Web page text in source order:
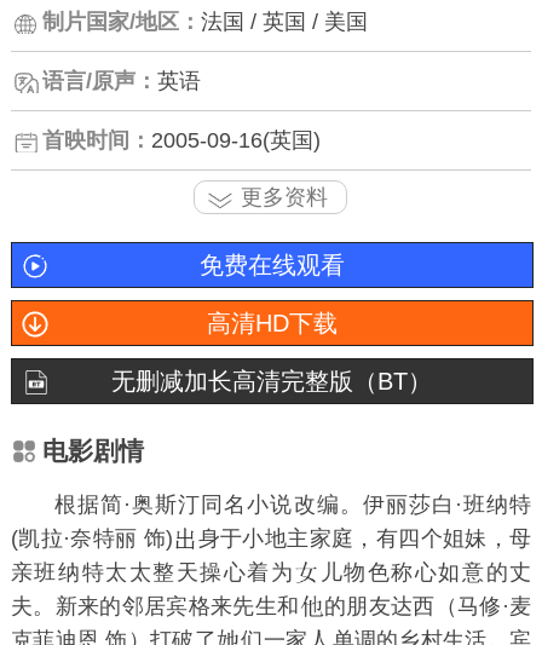
制片国家/地区： 法国 / 英国 / 美国
语言/原声： 英语
首映时间： 2005-09-16(英国)
更多资料
免费在线观看
高清HD下载
无删减加长高清完整版（BT）
电影剧情
根据简·奥斯汀同名小说改编。伊丽莎白·班纳特
(凯拉·奈特丽 饰)
身于小地主家庭，有四个姐妹，母
亲班纳特太太整天操心着为
儿物色称心如意的丈
夫。新来的邻居宾格来先生和
的朋友达西（马修·麦
克菲迪恩 饰）打破了
们一家
单调的乡村生活。宾